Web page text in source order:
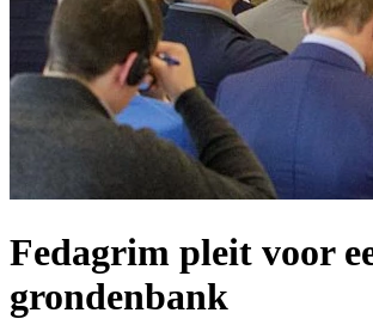
Fedagrim pleit voor
grondenbank